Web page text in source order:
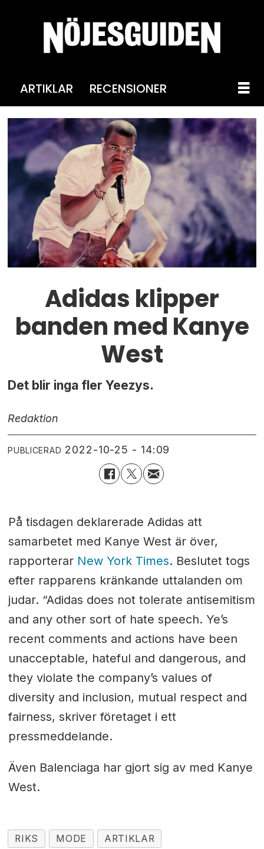
ARTIKLAR RECENSIONER
Adidas klipper
banden med Kanye
West
Det blir inga fler Yeezys.
Redaktion
PUBLICERAD 2022-10-25 - 14:09
På tisdagen deklarerade Adidas att
samarbetet med Kanye West är över,
rapporterar New York Times. Beslutet togs
efter rapparens kränkande uttalanden om
judar. “Adidas does not tolerate antisemitism
and any other sort of hate speech. Ye’s
recent comments and actions have been
unacceptable, hateful and dangerous, and
they violate the company’s values of
diversity and inclusion, mutual respect and
fairness, skriver företaget i ett
pressmeddelande.
Även Balenciaga har gjort sig av med Kanye
West.
RIKS MODE ARTIKLAR